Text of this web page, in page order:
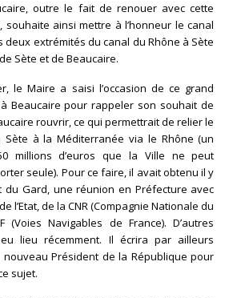
outre le fait de renouer avec cette
souhaite ainsi mettre à l’honneur le canal
deux extrémités du canal du Rhône à Sète
Sète et de Beaucaire.
le Maire a saisi l’occasion de ce grand
Beaucaire pour rappeler son souhait de
rouvrir, ce qui permettrait de relier le
Sète à la Méditerranée via le Rhône (un
millions d’euros que la Ville ne peut
seule). Pour ce faire, il avait obtenu il y
du Gard, une réunion en Préfecture avec
l’Etat, de la CNR (Compagnie Nationale du
(Voies Navigables de France). D’autres
lieu récemment. Il écrira par ailleurs
Président de la République pour
sujet.